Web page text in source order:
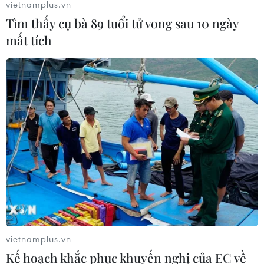
Agribank dành gói tín dụng ưu đãi
70.000 tỷ đồng cho động lực tăng
trưởng
10/08/2026 12:59
Ấn Độ nhập khẩu dầu thô Nga cao kỷ
lục tháng thứ hai liên tiếp
10/08/2026 12:49
Việt Nam-Australia định hướng mở
rộng đầu tư phát triển chuỗi giá trị
10/08/2026 12:40
vietnamplus.vn
Tìm thấy cụ bà 89 tuổi tử vong sau 10 ngày
mất tích
vietnamplus.vn
Kế hoạch khắc phục khuyến nghị của EC về